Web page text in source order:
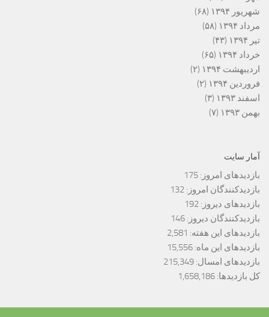
شهریور ۱۳۹۴
(۶۸)
مرداد ۱۳۹۴
(۵۸)
تیر ۱۳۹۴
(۴۳)
خرداد ۱۳۹۴
(۶۵)
اردیبهشت ۱۳۹۴
(۲)
فروردین ۱۳۹۴
(۲)
اسفند ۱۳۹۳
(۳)
بهمن ۱۳۹۳
(۷)
آمار سایت
بازدیدهای امروز: 175
بازدیدکنندگان امروز: 132
بازدیدهای دیروز: 192
بازدیدکنندگان دیروز: 146
بازدیدهای این هفته: 2,581
بازدیدهای این ماه: 15,556
بازدیدهای امسال: 215,349
کل بازدیدها: 1,658,186